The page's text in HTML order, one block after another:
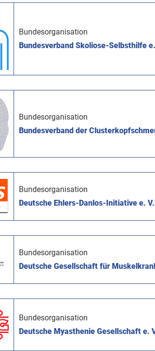
Bundesorganisation
Bundesverband Skoliose-Selbsthilfe
Bundesorganisation
Bundesverband der
Bundesorganisation
Deutsche Ehlers-Danlos-Initiative e. V.
Bundesorganisation
Deutsche Gesellschaft für
Bundesorganisation
Deutsche Myasthenie Gesellschaft e.